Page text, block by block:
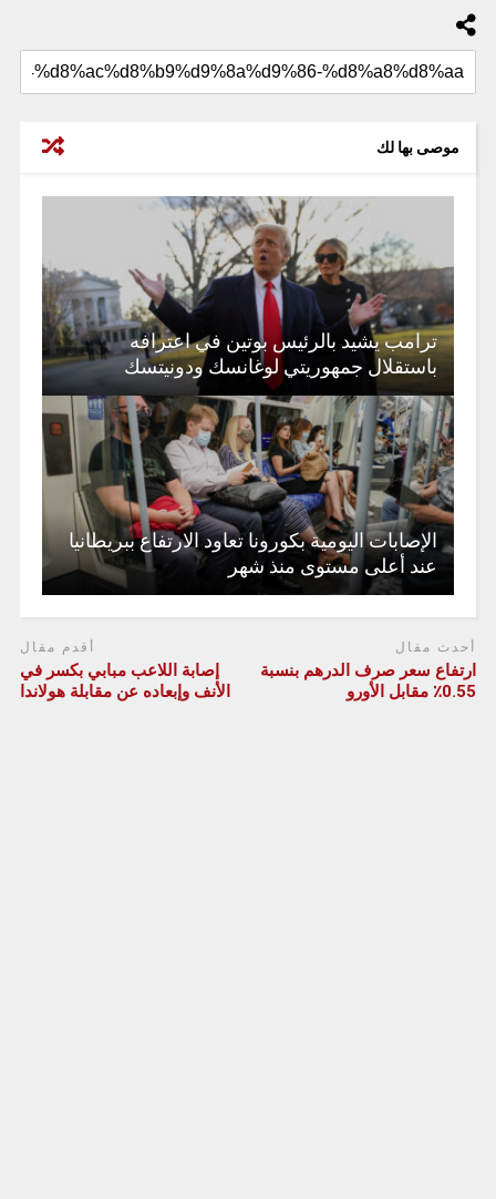
موصى بها لك
ترامب يشيد بالرئيس بوتين في اعترافه
باستقلال جمهوريتي لوغانسك ودونيتسك
الإصابات اليومية بكورونا تعاود الارتفاع ببريطانيا
عند أعلى مستوى منذ شهر
أحدث مقال
ارتفاع سعر صرف الدرهم بنسبة
0.55٪ مقابل الأورو
أقدم مقال
إصابة اللاعب مبابي بكسر في
الأنف وإبعاده عن مقابلة هولاندا